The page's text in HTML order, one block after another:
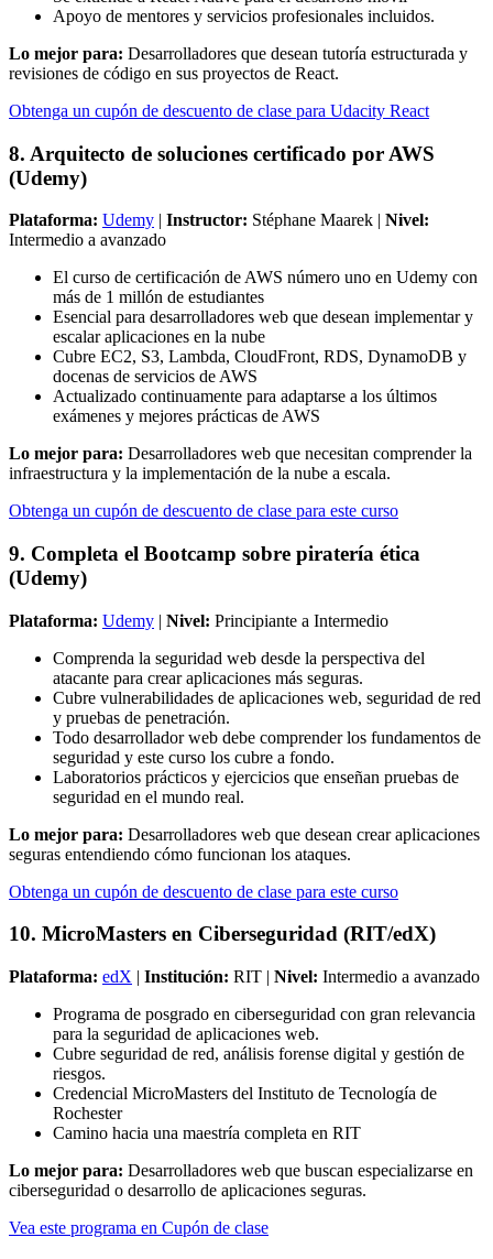
Apoyo de mentores y servicios profesionales incluidos.
Lo mejor para: Desarrolladores que desean tutoría estructurada y
revisiones de código en sus proyectos de React.
Obtenga un cupón de descuento de clase para Udacity React
8. Arquitecto de soluciones certificado por AWS
(Udemy)
Plataforma: Udemy | Instructor: Stéphane Maarek | Nivel:
Intermedio a avanzado
El curso de certificación de AWS número uno en Udemy con
más de 1 millón de estudiantes
Esencial para desarrolladores web que desean implementar y
escalar aplicaciones en la nube
Cubre EC2, S3, Lambda, CloudFront, RDS, DynamoDB y
docenas de servicios de AWS
Actualizado continuamente para adaptarse a los últimos
exámenes y mejores prácticas de AWS
Lo mejor para: Desarrolladores web que necesitan comprender la
infraestructura y la implementación de la nube a escala.
Obtenga un cupón de descuento de clase para este curso
9. Completa el Bootcamp sobre piratería ética
(Udemy)
Plataforma: Udemy | Nivel: Principiante a Intermedio
Comprenda la seguridad web desde la perspectiva del
atacante para crear aplicaciones más seguras.
Cubre vulnerabilidades de aplicaciones web, seguridad de red
y pruebas de penetración.
Todo desarrollador web debe comprender los fundamentos de
seguridad y este curso los cubre a fondo.
Laboratorios prácticos y ejercicios que enseñan pruebas de
seguridad en el mundo real.
Lo mejor para: Desarrolladores web que desean crear aplicaciones
seguras entendiendo cómo funcionan los ataques.
Obtenga un cupón de descuento de clase para este curso
10. MicroMasters en Ciberseguridad (RIT/edX)
Plataforma: edX | Institución: RIT | Nivel: Intermedio a avanzado
Programa de posgrado en ciberseguridad con gran relevancia
para la seguridad de aplicaciones web.
Cubre seguridad de red, análisis forense digital y gestión de
riesgos.
Credencial MicroMasters del Instituto de Tecnología de
Rochester
Camino hacia una maestría completa en RIT
Lo mejor para: Desarrolladores web que buscan especializarse en
ciberseguridad o desarrollo de aplicaciones seguras.
Vea este programa en Cupón de clase